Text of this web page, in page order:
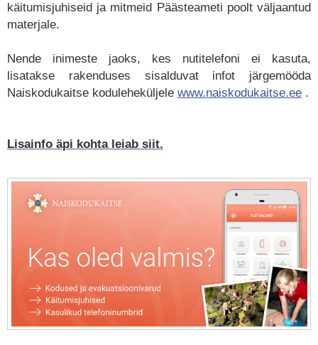
käitumisjuhiseid ja mitmeid Päästeameti poolt väljaantud
materjale.
Nende inimeste jaoks, kes nutitelefoni ei kasuta,
lisatakse rakenduses sisalduvat infot järgemööda
Naiskodukaitse koduleheküljele www.naiskodukaitse.ee .
Lisainfo äpi kohta leiab siit.